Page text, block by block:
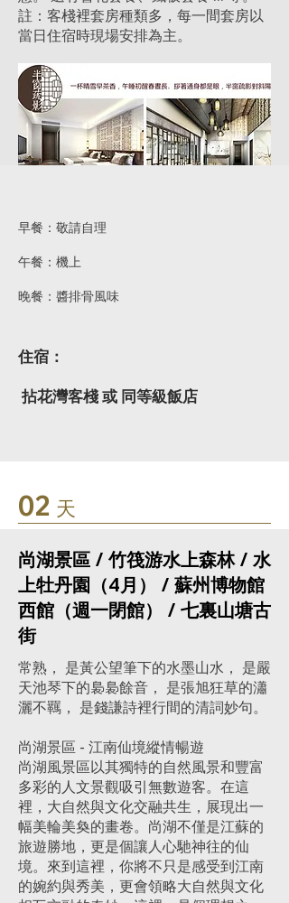
註：客棧裡套房種類多，每一間套房以
當日住宿時現場安排為主。
早餐：敬請自理
午餐：機上
​晚餐：醬排骨風味
住宿：
拈花灣客棧 或 同等級飯店
02 天
尚湖景區 / 竹筏游水上森林 / 水
上牡丹園（4月） / 蘇州博物館
西館（週一閉館） / 七裏山塘古
街
常熟， 是黃公望筆下的水墨山水， 是嚴
天池琴下的裊裊餘音， 是張旭狂草的瀟
灑不羈， 是錢謙詩裡行間的清詞妙句。
尚湖景區 - 江南仙境縱情暢遊
尚湖風景區以其獨特的自然風景和豐富
多彩的人文景觀吸引無數遊客。在這
裡，大自然與文化交融共生，展現出一
幅美輪美奐的畫卷。尚湖不僅是江蘇的
旅遊勝地，更是個讓人心馳神往的仙
境。來到這裡，你將不只是感受到江南
的婉約與秀美，更會領略大自然與文化